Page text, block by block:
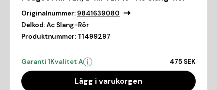
Originalnummer: 9841639080
Delkod:Ac Slang-Rör
Produktnummer: T1499297
Garanti 1Kvalitet A 475 SEK
Lägg i varukorgen